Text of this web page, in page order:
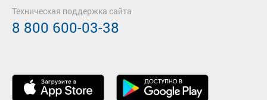
Техническая поддержка сайта
8 800 600-03-38